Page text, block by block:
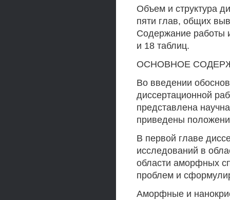
Объем и структура
пяти глав, общих
Содержание работы
и 18 таблиц.
ОСНОВНОЕ
Во введении
диссертационной
представлена
приведены
В первой главе
исследований в
области аморфных
проблем и
Аморфные и